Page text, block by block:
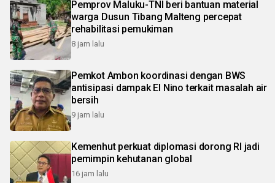
Pemprov Maluku-TNI beri bantuan material
warga Dusun Tibang Malteng percepat
rehabilitasi pemukiman
8 jam lalu
Pemkot Ambon koordinasi dengan BWS
antisipasi dampak El Nino terkait masalah air
bersih
9 jam lalu
Kemenhut perkuat diplomasi dorong RI jadi
pemimpin kehutanan global
16 jam lalu